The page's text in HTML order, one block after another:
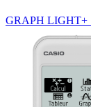
GRAPH LIGHT+